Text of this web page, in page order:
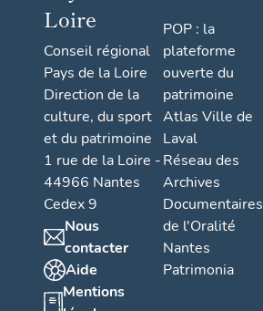
Loire
Conseil régional
Pays de la Loire
Direction de la
culture, du sport
et du patrimoine
1 rue de la Loire -
44966 Nantes
Cedex 9
Nous
contacter
Aide
Mentions
POP : la
plateforme
ouverte du
patrimoine
Atlas Ville de
Laval
Réseau des
Archives
Documentaires
de l'Oralité
Nantes
Patrimonia